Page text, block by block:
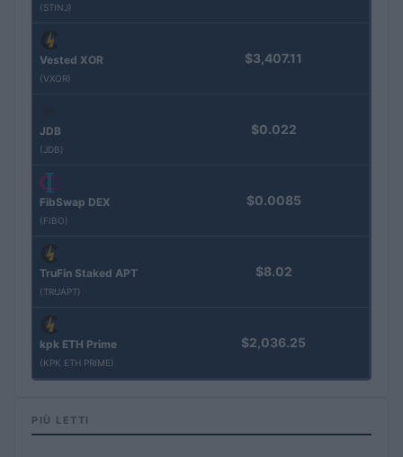
(STINJ)
Vested XOR
(VXOR)
$3,407.11
JDB
(JDB)
$0.022
FibSwap DEX
(FIBO)
$0.0085
TruFin Staked APT
(TRUAPT)
$8.02
kpk ETH Prime
(KPK ETH PRIME)
$2,036.25
PIÙ LETTI